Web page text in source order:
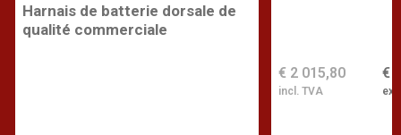
Harnais de batterie dorsale de
qualité commerciale
€
€ 2 015,80
incl. TVA